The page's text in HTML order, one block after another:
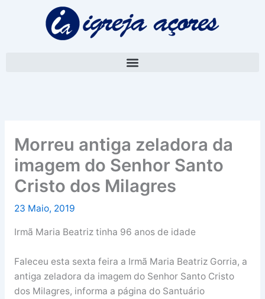
Morreu antiga zeladora da
imagem do Senhor Santo
Cristo dos Milagres
23 Maio, 2019
Irmã Maria Beatriz tinha 96 anos de idade
Faleceu esta sexta feira a Irmã Maria Beatriz Gorria, a
antiga zeladora da imagem do Senhor Santo Cristo
dos Milagres, informa a página do Santuário